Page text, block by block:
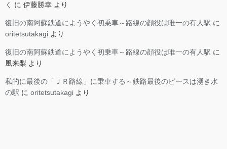
く
に 伊藤勝幸 より
復旧の南阿蘇鉄道にようやく初乗車～路線の顔役は唯一の有人駅 に
oritetsutakagi より
復旧の南阿蘇鉄道にようやく初乗車～路線の顔役は唯一の有人駅 に
風来梨 より
私的に最後の「ＪＲ路線」に乗車する～鉄路最後のピースは湧き水
の駅 に oritetsutakagi より